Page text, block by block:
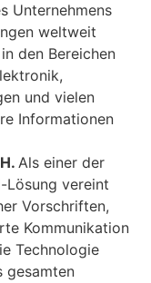
Unternehmens
weltweit
den Bereichen
und vielen
Informationen
Als einer der
Lösung vereint
Vorschriften,
Kommunikation
Technologie
gesamten